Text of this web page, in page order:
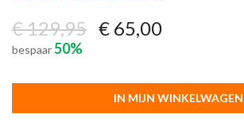
€ 129,95 € 65,00
bespaar50%
IN MIJN WINKELWAGEN